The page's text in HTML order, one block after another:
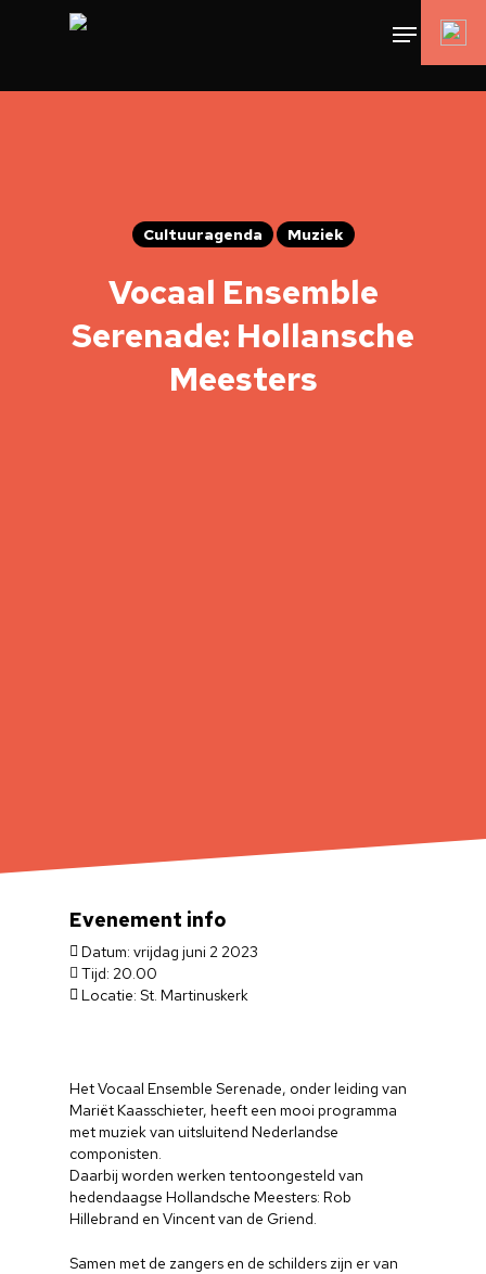
Cultuuragenda Muziek
Vocaal Ensemble
Serenade: Hollansche
Meesters
Het Vocaal Ensemble Serenade, onder leiding van
Mariët Kaasschieter, heeft een mooi programma
met muziek van uitsluitend Nederlandse
componisten.
Daarbij worden werken tentoongesteld van
hedendaagse Hollandsche Meesters: Rob
Hillebrand en Vincent van de Griend.
Samen met de zangers en de schilders zijn er van
Evenement info
Datum: vrijdag juni 2 2023
Tijd: 20.00
Locatie: St. Martinuskerk